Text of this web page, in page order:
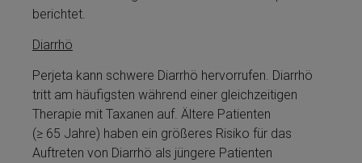
berichtet.
Diarrhö
Perjeta­ kann schwere Diarrhö hervorrufen. Diarrhö
tritt am häufigsten während ei­ner gleichzeitigen
Therapie mit Taxanen auf. Ältere Patienten
(≥ 65 Jahre) haben ein größeres Risiko für das
Auftreten von Diarrhö als jüngere Patienten